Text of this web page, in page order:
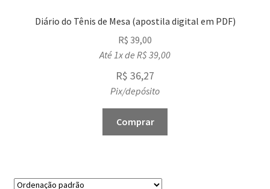
Diário do Tênis de Mesa (apostila digital em PDF)
R$ 39,00
Até 1x de R$39,00
R$ 36,27
Pix/depósito
Comprar